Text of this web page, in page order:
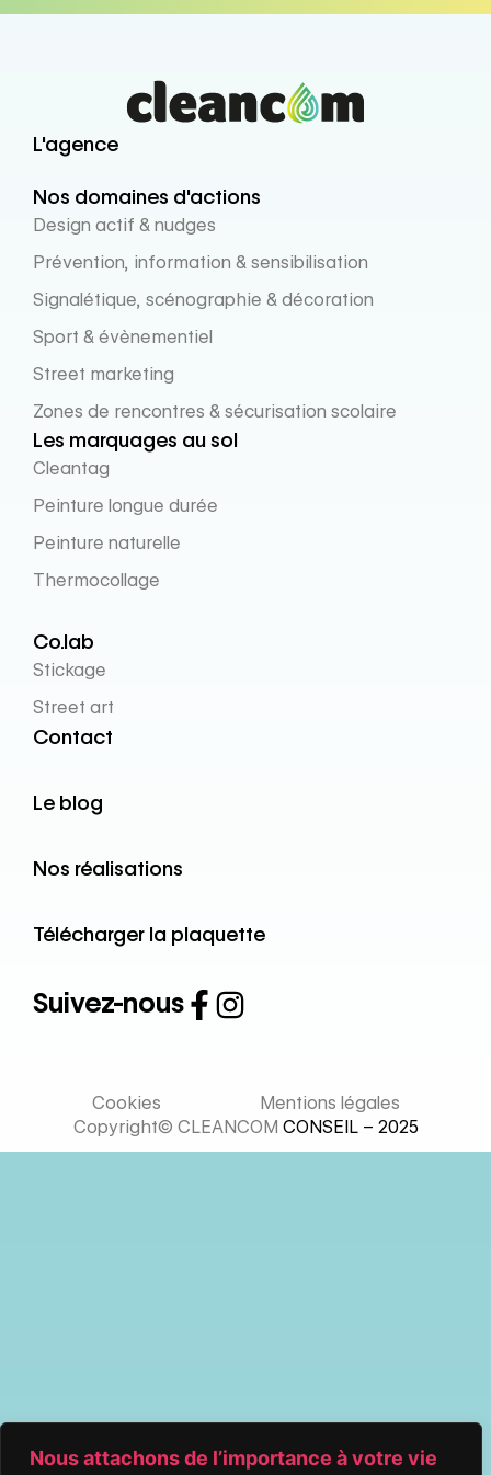
Nous attachons de l’importance à votre vie
L'agence
Nos domaines d'actions
Design actif & nudges
Prévention, information & sensibilisation
Signalétique, scénographie & décoration
Sport & évènementiel
Street marketing
Zones de rencontres & sécurisation scolaire
Les marquages au sol
Cleantag
Peinture longue durée
Peinture naturelle
Thermocollage
Co.lab
Stickage
Street art
Contact
Le blog
Nos réalisations
Télécharger la plaquette
Suivez-nous
Cookies
Mentions légales
Copyright© CLEANCOM CONSEIL – 2025